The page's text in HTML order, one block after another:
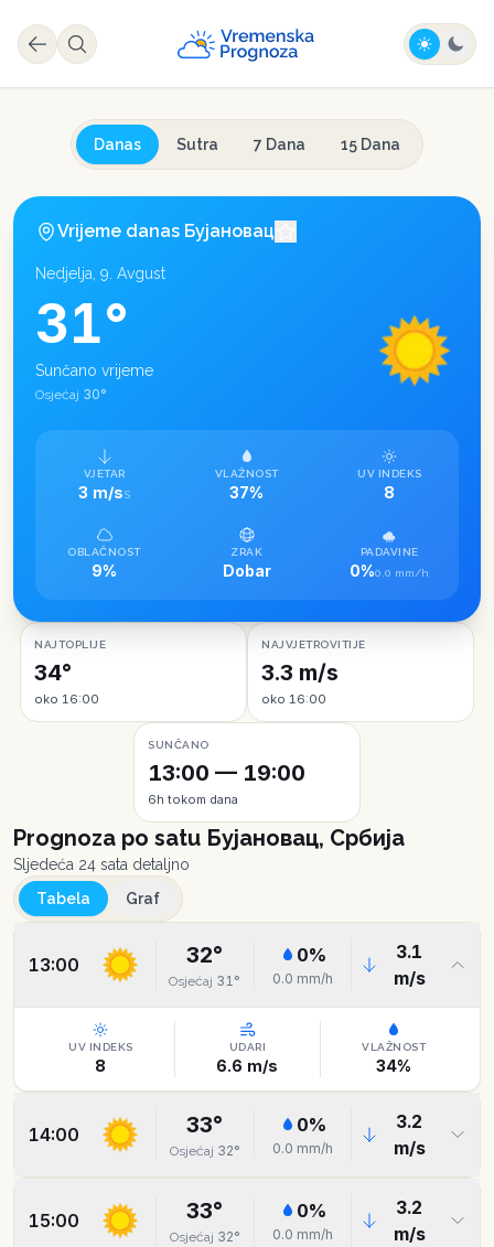
Danas Sutra 7 Dana 15 Dana
Vrijeme danas Бујановац
Nedjelja, 9. Avgust
31°
Sunčano vrijeme
Osjećaj 30°
VJETAR
3 m/sS
VLAŽNOST
37%
UV INDEKS
8
OBLAČNOST
9%
ZRAK
Dobar
PADAVINE
0%0.0 mm/h
NAJTOPLIJE
34°
oko 16:00
NAJVJETROVITIJE
3.3 m/s
oko 16:00
SUNČANO
13:00 — 19:00
6h tokom dana
Prognoza po satu Бујановац, Србија
Sljedeća 24 sata detaljno
Tabela
Graf
13:00 32°
Osjećaj 31°
0%
0.0 mm/h
3.1
m/s
UV INDEKS
8
UDARI
6.6 m/s
VLAŽNOST
34%
14:00 33°
Osjećaj 32°
0%
0.0 mm/h
3.2
m/s
15:00 33°
Osjećaj 32°
0%
0.0 mm/h
3.2
m/s